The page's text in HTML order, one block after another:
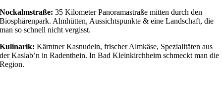
Nockalmstraße: 35 Kilometer Panoramastraße mitten durch den
Biosphärenpark. Almhütten, Aussichtspunkte & eine Landschaft, die
man so schnell nicht vergisst.
Kulinarik: Kärntner Kasnudeln, frischer Almkäse, Spezialitäten aus
der Kaslab’n in Radenthein. In Bad Kleinkirchheim schmeckt man die
Region.